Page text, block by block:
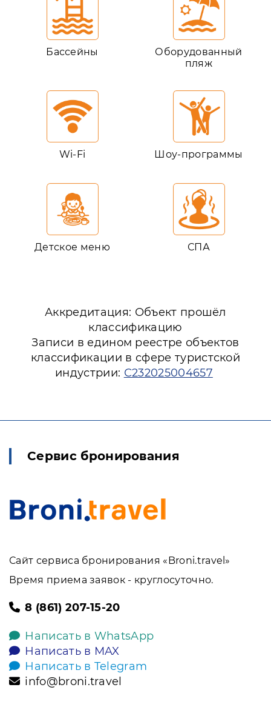
Бассейны
Оборудованный
пляж
Wi-Fi Шоу-программы
Детское меню СПА
Аккредитация: Объект прошёл
классификацию
Записи в едином реестре объектов
классификации в сфере туристской
индустрии: С232025004657
Сервис бронирования
Сайт сервиса бронирования «Broni.travel»
Время приема заявок - круглосуточно.
8 (861) 207-15-20
Написать в WhatsApp
Написать в MAX
Написать в Telegram
info@broni.travel